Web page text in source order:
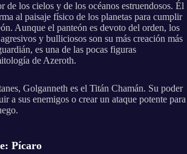
de los cielos y de los océanos estruendosos. Él
al paisaje físico de los planetas para cumplir
Aunque el panteón es devoto del orden, los
y bulliciosos son su más creación más
es una de las pocas figuras
de Azeroth.
Golganneth es el Titán Chamán. Su poder
a sus enemigos o crear un ataque potente para
Pícaro